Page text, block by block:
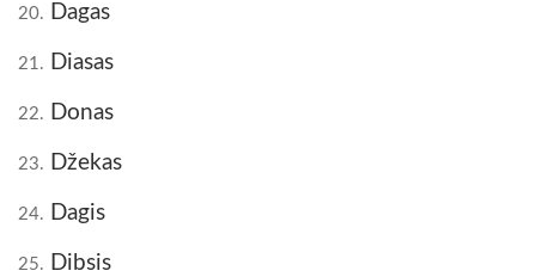
20. Dagas
21. Diasas
22. Donas
23. Džekas
24. Dagis
25. Dibsis